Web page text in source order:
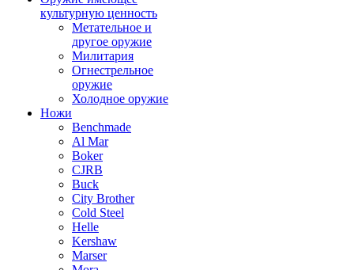
культурную ценность
Метательное и
другое оружие
Милитария
Огнестрельное
оружие
Холодное оружие
Ножи
Benchmade
Al Mar
Boker
CJRB
Buck
City Brother
Cold Steel
Helle
Kershaw
Marser